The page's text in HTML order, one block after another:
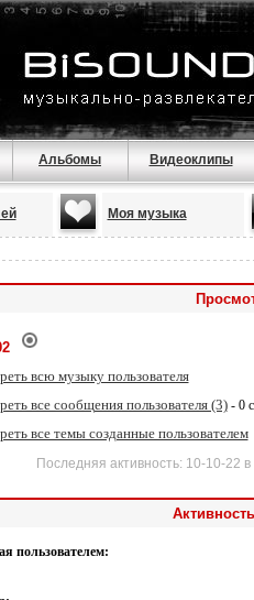
Альбомы Видеоклипы
Моя музыка
всю музыку пользователя
все сообщения пользователя (3)- 0
все темы созданные пользователем
Последняя активность: 10-10-22 в
пользователем: